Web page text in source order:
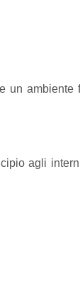
un ambiente
agli